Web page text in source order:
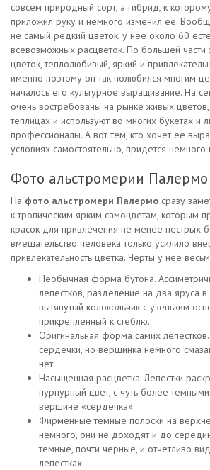
совсем природный сорт, а гибрид, к
приложил руку и немного изменил ее.
не самый редкий цветок, у нее около 60
всевозможных расцветок. По большей части
цветок, теплолюбивый, яркий и
именно поэтому он так полюбился многим
началось его культурное выращивание. На
очень востребованы на рынке живых
теплицах и используют во многих букетах и
профессионалы. А вот тем, кто хочет ее
условиях самостоятельно, придется немного
Фото альстромерии Палермо
На фото альстромери Палермо сразу
к тропическим ярким самоцветам, которым
красок для привлечения не менее пестрых
вмешательство человека только усилило
привлекательность цветка. Черты у нее
Необычная форма бутона.
лепестков, разделение на два яруса
вытянутый колокольчик с узеньким
прикрепленный к стеблю.
Оригинальная форма самих
сердечки, но вершинка немного
нет.
Насыщенная расцветка. Лепестки
пурпурный цвет, с чуть более
вершине «сердечка».
Фирменные темные полоски на
немного, они не доходят и до
темные, почти черные, и отчетливо
лепестках.